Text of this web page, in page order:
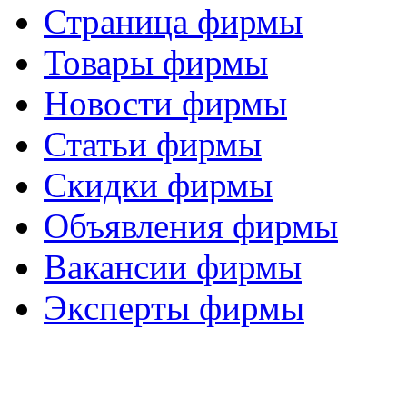
Страница фирмы
Товары фирмы
Новости фирмы
Статьи фирмы
Скидки фирмы
Объявления фирмы
Вакансии фирмы
Эксперты фирмы